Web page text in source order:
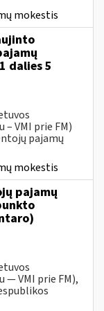
mokestis
dalies 5
VMI prie FM)
pajamų
mokestis
pajamų
VMI prie FM),